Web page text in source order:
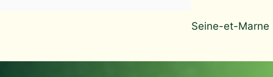
Seine-et-Marne